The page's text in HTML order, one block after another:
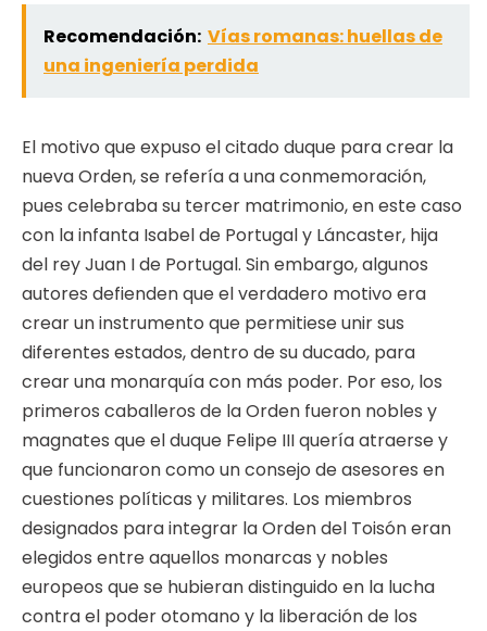
Recomendación: Vías romanas: huellas de
una ingeniería perdida
El motivo que expuso el citado duque para crear la
nueva Orden, se refería a una conmemoración,
pues celebraba su tercer matrimonio, en este caso
con la infanta Isabel de Portugal y Láncaster, hija
del rey Juan I de Portugal. Sin embargo, algunos
autores defienden que el verdadero motivo era
crear un instrumento que permitiese unir sus
diferentes estados, dentro de su ducado, para
crear una monarquía con más poder. Por eso, los
primeros caballeros de la Orden fueron nobles y
magnates que el duque Felipe III quería atraerse y
que funcionaron como un consejo de asesores en
cuestiones políticas y militares. Los miembros
designados para integrar la Orden del Toisón eran
elegidos entre aquellos monarcas y nobles
europeos que se hubieran distinguido en la lucha
contra el poder otomano y la liberación de los